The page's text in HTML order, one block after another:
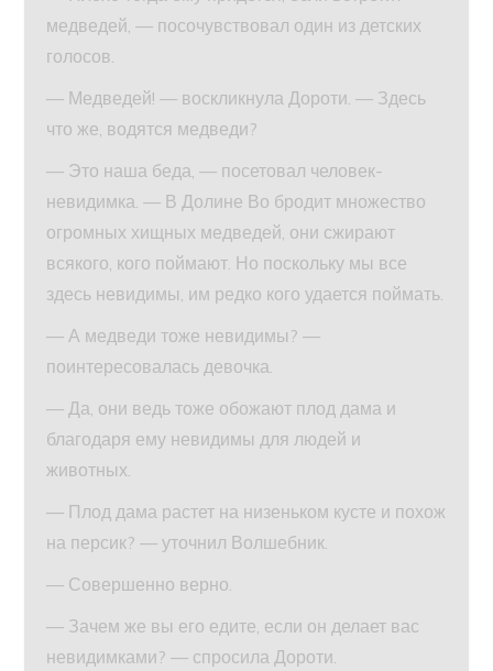
медведей, — посочувствовал один из детских
голосов.
— Медведей! — воскликнула Дороти. — Здесь
что же, водятся медведи?
— Это наша беда, — посетовал человек-
невидимка. — В Долине Во бродит множество
огромных хищных медведей, они сжирают
всякого, кого поймают. Но поскольку мы все
здесь невидимы, им редко кого удается поймать.
— А медведи тоже невидимы? —
поинтересовалась девочка.
— Да, они ведь тоже обожают плод дама и
благодаря ему невидимы для людей и
животных.
— Плод дама растет на низеньком кусте и похож
на персик? — уточнил Волшебник.
— Совершенно верно.
— Зачем же вы его едите, если он делает вас
невидимками? — спросила Дороти.